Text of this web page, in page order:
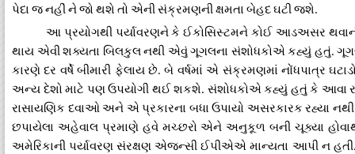
પેદા જનહીંનેજો થશે તો એનીસંક્રમણનીક્ષમતા બેહદઘટીજશે.
આ પ્રયોગથી પર્યાવરણને કે ઈકોસિસ્ટમને કોઈ આડઅસર
થાય એવી શક્યતા બિલકુલ નથી એવું ગૂગલના સંશોધકોએ કહ્યું હતું.
કારણે દર વર્ષે બીમારી ફેલાય છે.બે વર્ષમાં એ સંક્રમણમાં નોંધપાત્ર
અન્ય દેશો માટે પણ ઉપયોગી થઈ શકશે. સંશોધકોએ કહ્યું હતું કે આવા
રાસાયણિક દવાઓ અને એ પ્રકારના બધા ઉપાયો અસરકારક રહ્યા નથી
છપાયેલા અહેવાલ પ્રમાણે હવે મચ્છરો એને અનુકૂળ બની ચૂક્યા
અમેરિકાની પર્યાવરણ સંરક્ષણ એજન્સી ઈપીએએ માન્યતા આપી ન હતી